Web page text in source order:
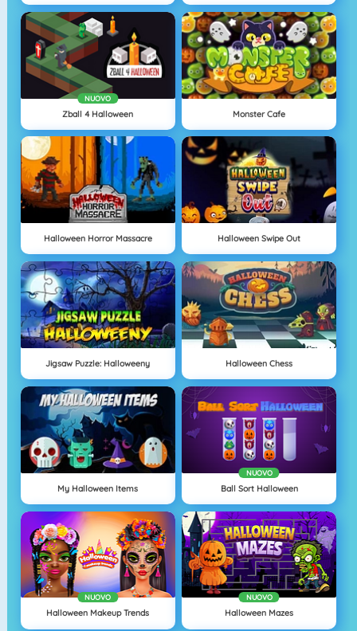
NUOVO
Zball 4 Halloween Monster Cafe
Halloween Horror Massacre Halloween Swipe Out
Jigsaw Puzzle: Halloweeny Halloween Chess
My Halloween Items
NUOVO
Ball Sort Halloween
NUOVO
Halloween Makeup Trends
NUOVO
Halloween Mazes